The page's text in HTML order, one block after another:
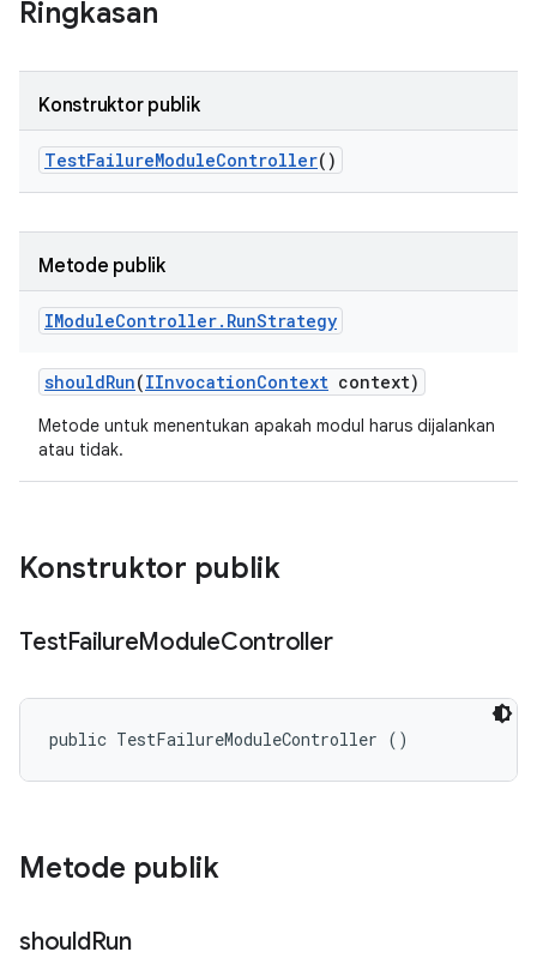
Ringkasan
Konstruktor publik
TestFailureModuleController()
Metode publik
IModuleController. RunStrategy
shouldRun(IInvocationContext context)
Metode untuk menentukan apakah modul harus dijalankan
atau tidak.
Konstruktor publik
TestFailureModuleController
public TestFailureModuleController ()
Metode publik
shouldRun